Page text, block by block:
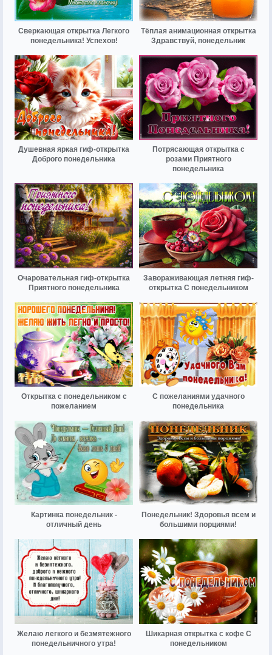
Сверкающая открытка Легкого
понедельника! Успехов!
Тёплая анимационная открытка
Здравствуй, понедельник
Душевная яркая гиф-открытка
Доброго понедельника
Потрясающая открытка с
розами Приятного
понедельника
Очаровательная гиф-открытка
Приятного понедельника
Завораживающая летняя гиф-
открытка С понедельником
Открытка с понедельником с
пожеланием
С пожеланиями удачного
понедельника
Картинка понедельник -
отличный день
Понедельник! Здоровья всем и
большими порциями!
Желаю легкого и безмятежного
понедельничного утра!
Шикарная открытка с кофе С
понедельником